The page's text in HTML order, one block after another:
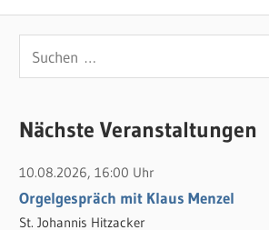
u
h
n
n
Nächste Veranstaltungen
10.08.2026, 16:00 Uhr
Orgelgespräch mit Klaus Menzel
St. Johannis Hitzacker